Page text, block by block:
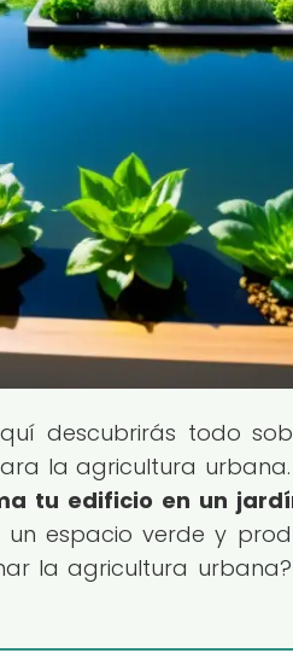
descubrirás todo
la agricultura
tu edificio en un
espacio verde y
la agricultura urbana?